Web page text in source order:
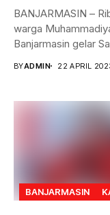
BANJARMASIN –
warga
Banjarmasin gelar
BYADMIN 22 APRIL
BANJARMASIN